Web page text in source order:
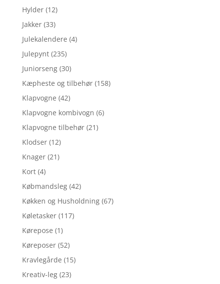
Hylder (12)
Jakker (33)
Julekalendere (4)
Julepynt (235)
Juniorseng (30)
Kæpheste og tilbehør (158)
Klapvogne (42)
Klapvogne kombivogn (6)
Klapvogne tilbehør (21)
Klodser (12)
Knager (21)
Kort (4)
Købmandsleg (42)
Køkken og Husholdning (67)
Køletasker (117)
Kørepose (1)
Køreposer (52)
Kravlegårde (15)
Kreativ-leg (23)